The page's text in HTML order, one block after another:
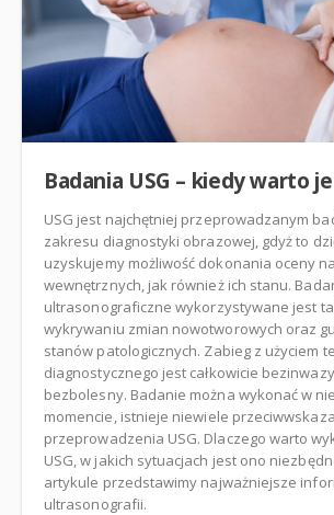
Badania USG – kiedy warto
USG jest najchętniej przeprowadzanym
zakresu diagnostyki obrazowej, gdyż to
uzyskujemy możliwość dokonania oceny
wewnętrznych, jak również ich stanu.
ultrasonograficzne wykorzystywane jest
wykrywaniu zmian nowotworowych oraz
stanów patologicznych. Zabieg z użyciem
diagnostycznego jest całkowicie
bezbolesny. Badanie można wykonać w
momencie, istnieje niewiele
przeprowadzenia USG. Dlaczego warto
USG, w jakich sytuacjach jest ono
artykule przedstawimy najważniejsze
ultrasonografii.